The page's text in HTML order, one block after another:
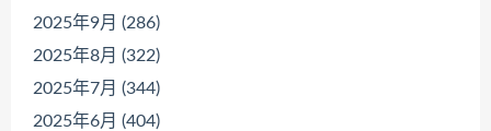
2025年9月 (286)
2025年8月 (322)
2025年7月 (344)
2025年6月 (404)